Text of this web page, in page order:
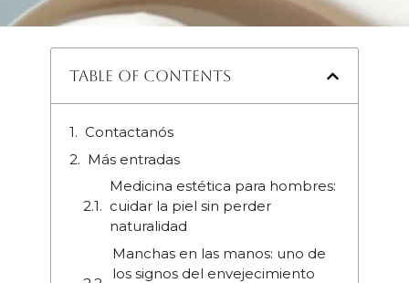
Table of Contents
Contactanós
Más entradas
Medicina estética para hombres:
cuidar la piel sin perder
naturalidad
Manchas en las manos: uno de
los signos del envejecimiento